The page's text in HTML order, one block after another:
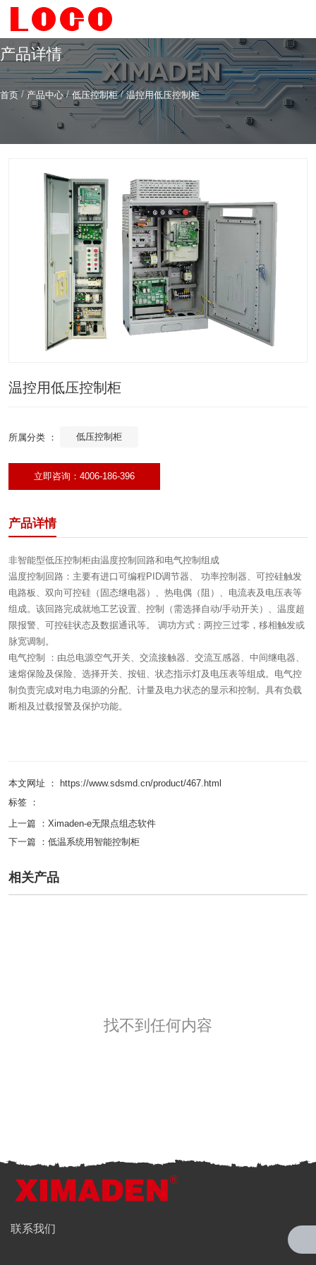
希曼顿科技专注研发与制造
全系列工业级交流固态继电器（SSR）、一体化电力调整
器
服务热线
4006-186-396
产品详情
首页 / 产品中心 /低压控制柜 /温控用低压控制柜
温控用低压控制柜
所属分类 ： 低压控制柜
立即咨询：4006-186-396
产品详情
非智能型低压控制柜由温度控制回路和电气控制组成
温度控制回路：主要有进口可编程 PID调节器、 功率控制器、可控硅触发
电路板、双向可控硅（固态继电器）、热电偶（阻）、电流表及电压表等
组成。该回路完成就地工艺设置、控制（需选择自动/手动开关）、温度超
限报警、可控硅状态及数据通讯等。 调功方式： 两控三过零，移相触发或
脉宽调制。
电气控制 ：由总电源空气开关、交流接触器、交流互感器、中间继电器、
速熔保险及保险、选择开关、按钮、状态指示灯及电压表等组成。电气控
制负责完成对电力电源的分配、计量及电力状态的显示和控制。具有负载
断相及过载报警及保护功能。
本文网址 ： https://www.sdsmd.cn/product/467.html
标签 ：
上一篇 ： Ximaden-e无限点组态软件
下一篇 ： 低温系统用智能控制柜
相关产品
找不到任何内容
全国服务热线
联系我们